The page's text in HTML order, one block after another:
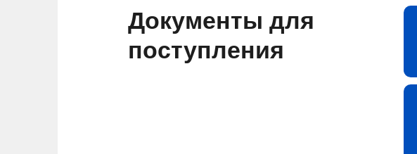
Документы для
поступления